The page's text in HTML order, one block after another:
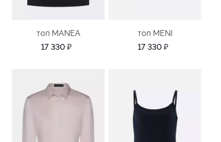
топ MANEA
17 330 ₽
топ MENI
17 330 ₽